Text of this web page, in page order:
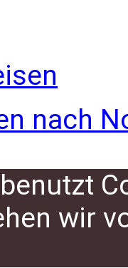
nach
wir